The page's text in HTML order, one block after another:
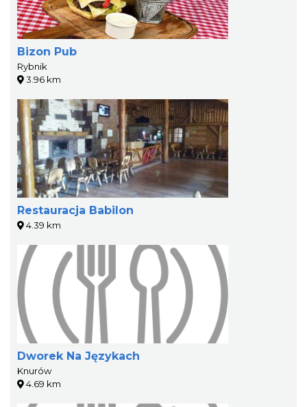
Bizon Pub
Rybnik
3.96 km
Restauracja Babilon
4.39 km
Dworek Na Językach
Knurów
4.69 km